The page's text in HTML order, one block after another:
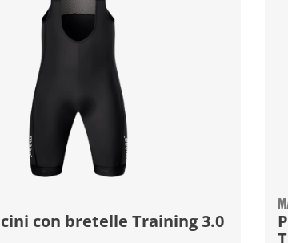
Pantaloncini con bretelle Training 3.0